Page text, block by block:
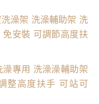
澡架 洗澡輔助架 洗
安裝 可調節高度扶
專用 洗澡澡輔助架
整高度扶手 可站可